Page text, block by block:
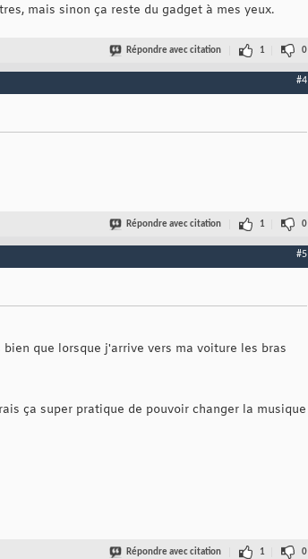
mais sinon ça reste du gadget à mes yeux.
Répondre avec citation 1 0
#4
Répondre avec citation 1 0
#5
que lorsque j'arrive vers ma voiture les bras
ça super pratique de pouvoir changer la musique
Répondre avec citation 1 0